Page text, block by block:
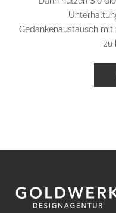
Gedankenaustausch
zu